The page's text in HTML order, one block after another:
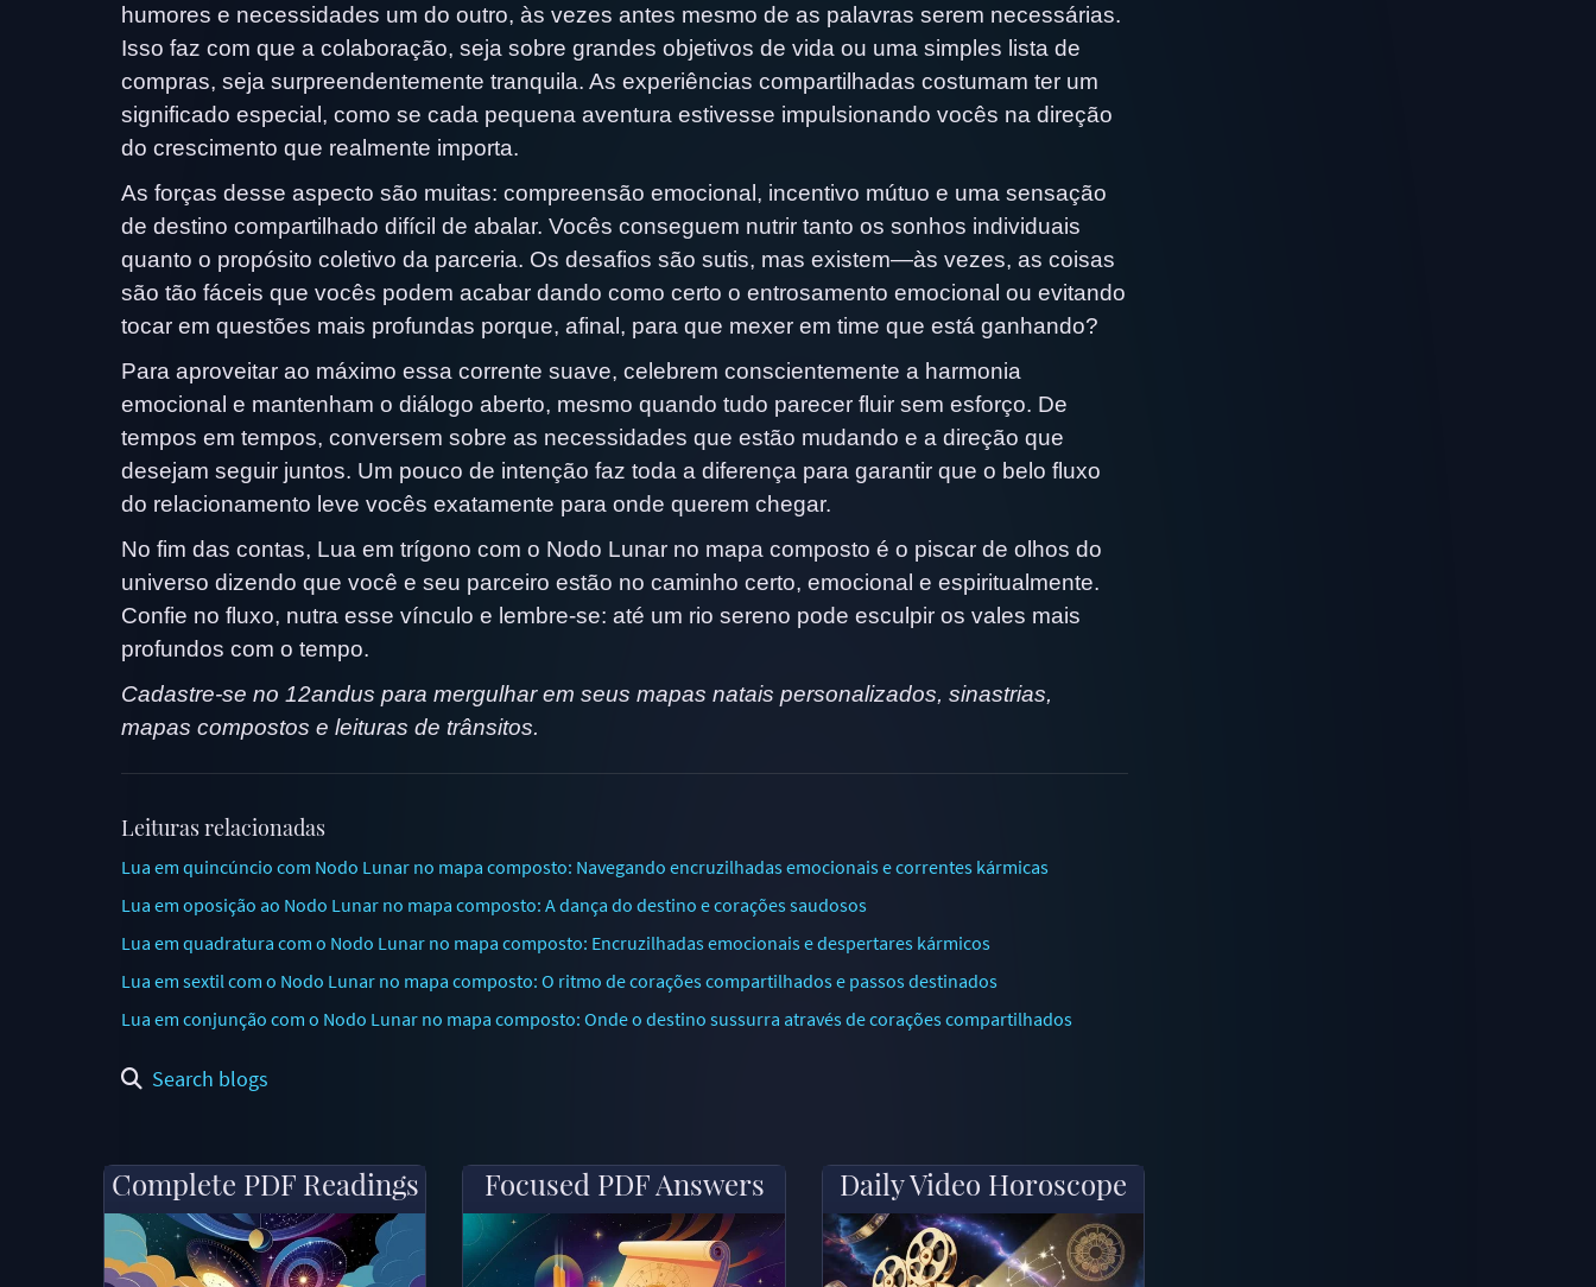
humores e necessidades um do outro, às vezes antes mesmo de as palavras serem necessárias.
Isso faz com que a colaboração, seja sobre grandes objetivos de vida ou uma simples lista de
compras, seja surpreendentemente tranquila. As experiências compartilhadas costumam ter um
significado especial, como se cada pequena aventura estivesse impulsionando vocês na direção
do crescimento que realmente importa.
As forças desse aspecto são muitas: compreensão emocional, incentivo mútuo e uma sensação
de destino compartilhado difícil de abalar. Vocês conseguem nutrir tanto os sonhos individuais
quanto o propósito coletivo da parceria. Os desafios são sutis, mas existem—às vezes, as coisas
são tão fáceis que vocês podem acabar dando como certo o entrosamento emocional ou evitando
tocar em questões mais profundas porque, afinal, para que mexer em time que está ganhando?
Para aproveitar ao máximo essa corrente suave, celebrem conscientemente a harmonia
emocional e mantenham o diálogo aberto, mesmo quando tudo parecer fluir sem esforço. De
tempos em tempos, conversem sobre as necessidades que estão mudando e a direção que
desejam seguir juntos. Um pouco de intenção faz toda a diferença para garantir que o belo fluxo
do relacionamento leve vocês exatamente para onde querem chegar.
No fim das contas, Lua em trígono com o Nodo Lunar no mapa composto é o piscar de olhos do
universo dizendo que você e seu parceiro estão no caminho certo, emocional e espiritualmente.
Confie no fluxo, nutra esse vínculo e lembre-se: até um rio sereno pode esculpir os vales mais
profundos com o tempo.
Cadastre-se no 12andus para mergulhar em seus mapas natais personalizados, sinastrias,
mapas compostos e leituras de trânsitos.
Leituras relacionadas
Lua em quincúncio com Nodo Lunar no mapa composto: Navegando encruzilhadas emocionais e correntes kármicas
Lua em oposição ao Nodo Lunar no mapa composto: A dança do destino e corações saudosos
Lua em quadratura com o Nodo Lunar no mapa composto: Encruzilhadas emocionais e despertares kármicos
Lua em sextil com o Nodo Lunar no mapa composto: O ritmo de corações compartilhados e passos destinados
Lua em conjunção com o Nodo Lunar no mapa composto: Onde o destino sussurra através de corações compartilhados
Search blogs
Complete PDF Readings Focused PDF Answers Daily Video Horoscope